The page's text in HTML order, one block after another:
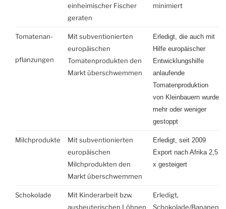
einheimischer Fischer
geraten
minimiert
Tomatenan-
pflanzungen
Mit subventionierten
europäischen
Tomatenprodukten den
Markt überschwemmen
Erledigt, die auch mit
Hilfe europäischer
Entwicklungshilfe
anlaufende
Tomatenproduktion
von Kleinbauern wurde
mehr oder weniger
gestoppt
Milchprodukte
Mit subventionierten
europäischen
Milchprodukten den
Markt überschwemmen
Erledigt, seit 2009
Export nach Afrika 2,5
x gesteigert
Schokolade
Mit Kinderarbeit bzw.
ausbeuterischen Löhnen
Erledigt,
Schokolade/Bananen